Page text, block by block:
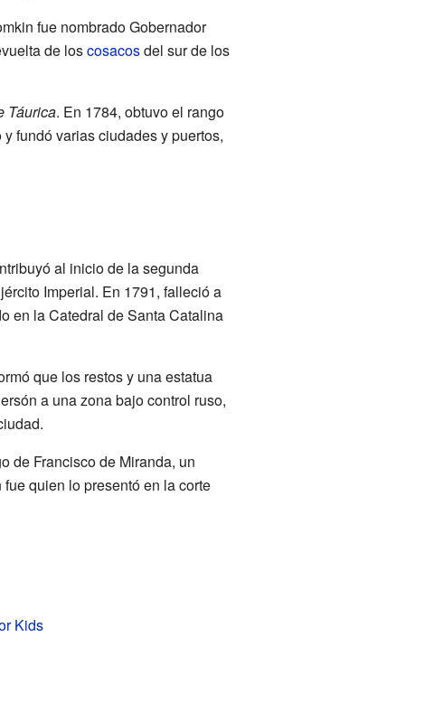
fue nombrado Gobernador
de loscosacosdel sur de los
Táurica. En 1784, obtuvo el rango
fundó varias ciudades y puertos,
al inicio de la segunda
Imperial. En 1791, falleció a
en la Catedral de Santa Catalina
que los restos y una estatua
a una zona bajo control ruso,
de Francisco de Miranda, un
quien lo presentó en la corte
Kids